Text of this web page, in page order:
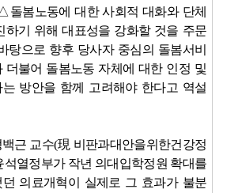
돌봄노동에 대한 사회적 대화와 단체
하기 위해 대표성을 강화할 것을 주문
탕으로 향후 당사자 중심의 돌봄서비
더불어 돌봄노동 자체에 대한 인정 및
는 방안을 함께 고려해야 한다고 역설
근 교수(現 비판과대안을위한건강정
석열정부가 작년 의대입학정원 확대를
던 의료개혁이 실제로 그 효과가 불분